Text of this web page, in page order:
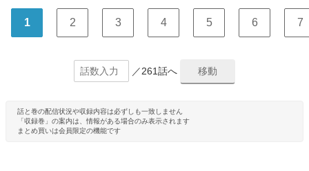
1 2 3 4 5 6 7
／261話へ
話と巻の配信状況や収録内容は必ずしも一致しません
「収録巻」の案内は、情報がある場合のみ表示されます
まとめ買いは会員限定の機能です